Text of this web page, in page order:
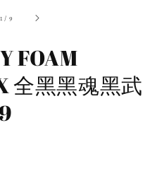
1 / 9
FOAM
全黑黑魂黑武